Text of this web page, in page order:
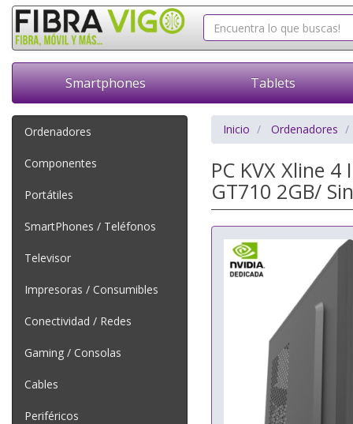
Smartphones Tablets
Ordenadores
Componentes
Portátiles
SmartPhones / Teléfonos
Televisor
Impresoras / Consumibles
Conectividad / Redes
Gaming / Consolas
Cables
Periféricos
Inicio Ordenadores
PC KVX Xline
GT710 2GB/